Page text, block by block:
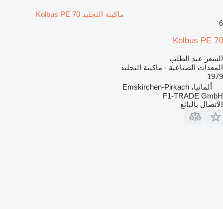
ماكينة التجليد Kolbus PE 70
6
Kolbus PE 70
السعر عند الطلب
المعدات الصناعية - ماكينة التجليد
1979
ألمانيا، Emskirchen-Pirkach
F1-TRADE GmbH
الاتصال بالبائع